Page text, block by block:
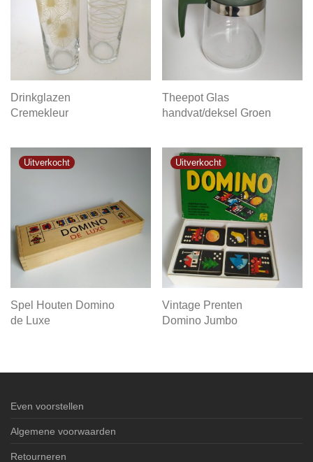
Drinkglazen
Cremekleur
Theepot Glas
handvat/deksel Groen
Spel Houten Domino
de Luxe
Vintage Prenten
Domino Jumbo
Even voorstellen
Algemene voorwaarden
Retourneren